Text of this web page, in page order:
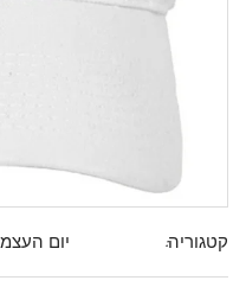
קטגוריה: יום